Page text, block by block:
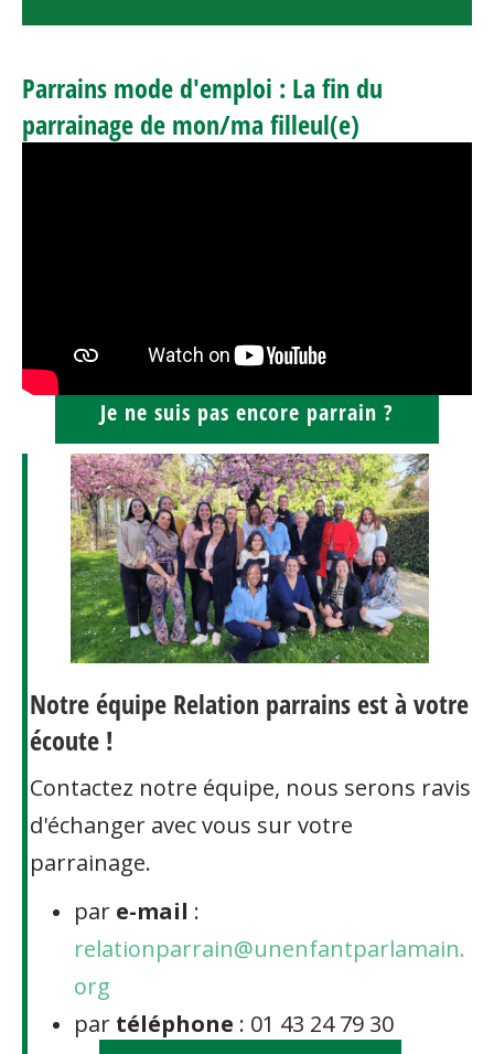
Parrains mode d'emploi : La fin du
parrainage de mon/ma filleul(e)
Je ne suis pas encore parrain ?
Notre équipe Relation parrains est à votre
écoute !
Contactez notre équipe, nous serons ravis
d'échanger avec vous sur votre
parrainage.
par e-mail :
relationparrain@unenfantparlamain.
org
par téléphone : 01 43 24 79 30